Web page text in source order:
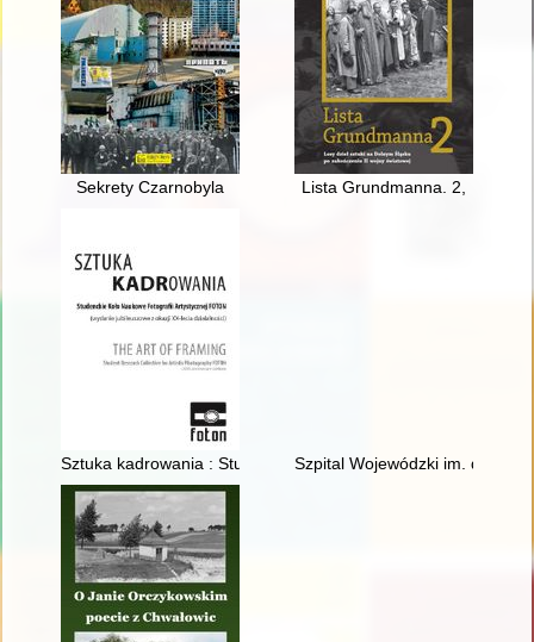
Sekrety Czarnobyla Lista Grundmanna. 2,
Sztuka kadrowania : Studenckie Koło Naukowe Fotografii
Szpital Wojewódzki im. dr.